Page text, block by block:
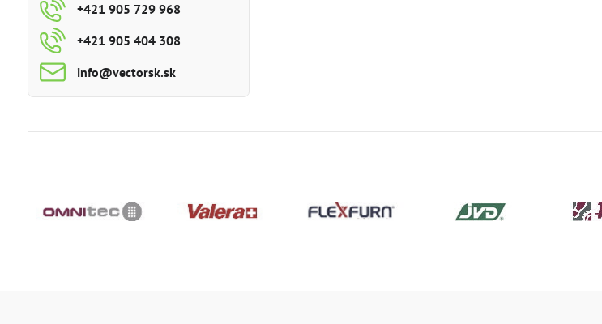
+421 905 729 968
+421 905 404 308
info​@vectorsk​.sk